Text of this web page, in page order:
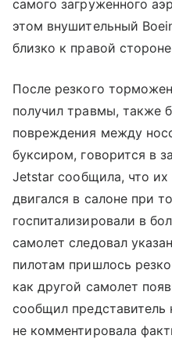
самого загруженного
этом внушительный
близко к правой
После резкого
получил травмы, также
повреждения между
буксиром, говорится в
Jetstar сообщила, что
двигался в салоне при
госпитализировали в
самолет следовал
пилотам пришлось
как другой самолет
сообщил
не комментировала